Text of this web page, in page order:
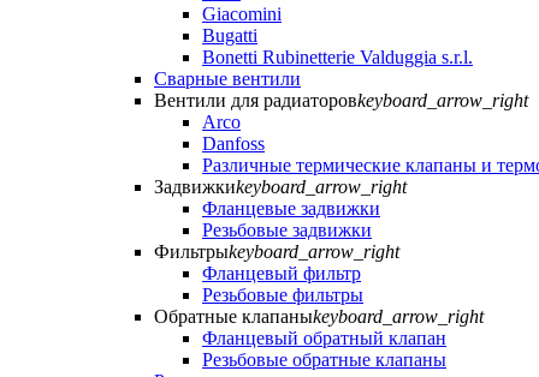
Giacomini
Bugatti
Bonetti Rubinetterie Valduggia s.r.l.
Сварные вентили
Вентили для радиаторовkeyboard_arrow_right
Arco
Danfoss
Различные термические клапаны и
Задвижкиkeyboard_arrow_right
Фланцевые задвижки
Резьбовые задвижки
Фильтрыkeyboard_arrow_right
Фланцевый фильтр
Резьбовые фильтры
Обратные клапаныkeyboard_arrow_right
Фланцевый обратный клапан
Резьбовые обратные клапаны